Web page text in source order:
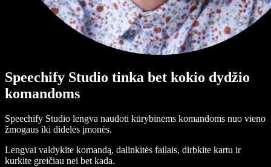
Speechify Studio tinka bet kokio dydžio
komandoms
Speechify Studio lengva naudoti kūrybinėms komandoms nuo vieno
žmogaus iki didelės įmonės.
Lengvai valdykite komandą, dalinkitės failais, dirbkite kartu ir
kurkite greičiau nei bet kada.